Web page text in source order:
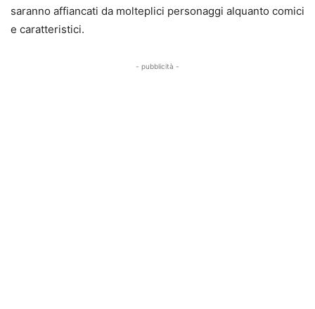
saranno affiancati da molteplici personaggi alquanto comici
e caratteristici.
- pubblicità -